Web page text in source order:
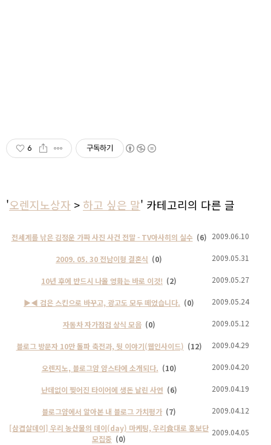
6 구독하기
'오렌지노상자 > 하고 싶은 말' 카테고리의 다른 글
전세계를 낚은 김정운 가짜 사진 사건 전말 - TV아사히의 실수 (6) 2009.06.10
2009. 05. 30 전남이형 결혼식 (0) 2009.05.31
10년 후에 반드시 나올 영화는 바로 이것! (2) 2009.05.27
▶◀ 검은 스킨으로 바꾸고, 광고도 모두 떼었습니다. (0) 2009.05.24
자동차 자가점검 상식 모음 (0) 2009.05.12
블로그 방문자 10만 돌파 축전과, 뒷 이야기(웹인사이드) (12) 2009.04.29
오렌지노, 블로그얌 얌스타에 소개되다. (10) 2009.04.20
난데없이 찢어진 타이어에 생돈 날린 사연 (6) 2009.04.19
블로그얌에서 알아본 내 블로그 가치평가 (7)
2009.04.12
[삼겹살데이] 우리 농산물의 데이(day) 마케팅, 우리食대로 홍보단
모집중 (0)
2009.04.05